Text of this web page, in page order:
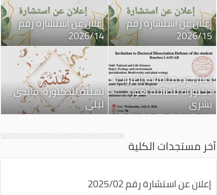
إعلان عن استشارة رقم
2026/15
إعلان عن استشارة رقم
2026/14
إعلان عن مناقشة أطروحة
دكتوراه للطالبة لعور
بشرى
تهنئة للدكتورة: مايدي
ليلى
آخر مستجدات الكلية
إعلان عن استشارة رقم 2025/02